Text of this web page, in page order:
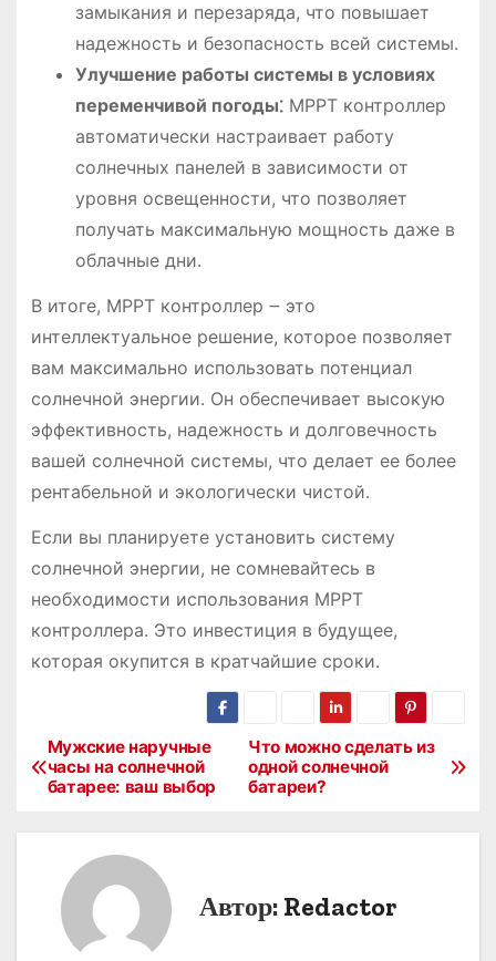
замыкания и перезаряда, что повышает
надежность и безопасность всей системы․
Улучшение работы системы в условиях
переменчивой погоды⁚MPPT контроллер
автоматически настраивает работу
солнечных панелей в зависимости от
уровня освещенности, что позволяет
получать максимальную мощность даже в
облачные дни․
В итоге, MPPT контроллер ౼ это
интеллектуальное решение, которое позволяет
вам максимально использовать потенциал
солнечной энергии․ Он обеспечивает высокую
эффективность, надежность и долговечность
вашей солнечной системы, что делает ее более
рентабельной и экологически чистой․
Если вы планируете установить систему
солнечной энергии, не сомневайтесь в
необходимости использования MPPT
контроллера․ Это инвестиция в будущее,
которая окупится в кратчайшие сроки․
Н
Что можно сделать из
одной солнечной
батареи?
Мужские наручные
часы на солнечной
батарее: ваш выбор
Автор: Redactor